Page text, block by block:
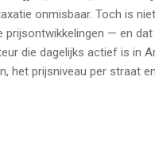
onmisbaar. Toch is
prijsontwikkelingen — en
die dagelijks actief is in
het prijsniveau per straat